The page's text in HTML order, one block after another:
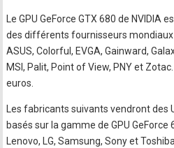
Le GPU GeForce GTX 680 de
des différents fournisseurs
ASUS, Colorful, EVGA, Gainward,
MSI, Palit, Point of View, PNY et
euros.
Les fabricants suivants vendront des
basés sur la gamme de GPU GeForce
Lenovo, LG, Samsung, Sony et Toshiba.